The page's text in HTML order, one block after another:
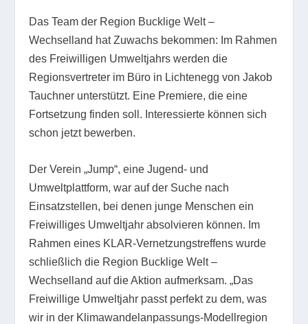
Das Team der Region Bucklige Welt –
Wechselland hat Zuwachs bekommen: Im Rahmen
des Freiwilligen Umweltjahrs werden die
Regionsvertreter im Büro in Lichtenegg von Jakob
Tauchner unterstützt. Eine Premiere, die eine
Fortsetzung finden soll. Interessierte können sich
schon jetzt bewerben.
Der Verein „Jump“, eine Jugend- und
Umweltplattform, war auf der Suche nach
Einsatzstellen, bei denen junge Menschen ein
Freiwilliges Umweltjahr absolvieren können. Im
Rahmen eines KLAR-Vernetzungstreffens wurde
schließlich die Region Bucklige Welt –
Wechselland auf die Aktion aufmerksam. „Das
Freiwillige Umweltjahr passt perfekt zu dem, was
wir in der Klimawandelanpassungs-Modellregion